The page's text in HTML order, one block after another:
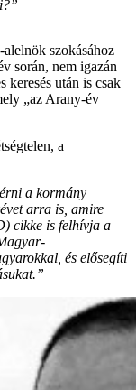
szokásához
során, nem igazán
keresés után is csak
„az Arany-év
a
a kormány
arra is, amire
cikke is felhívja a
és elősegíti